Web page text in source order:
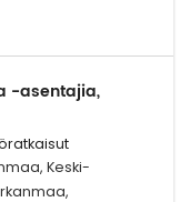
-asentajia,
Keski-